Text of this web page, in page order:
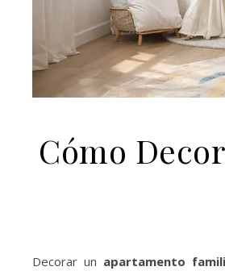
Cómo
Decorar un apartamento